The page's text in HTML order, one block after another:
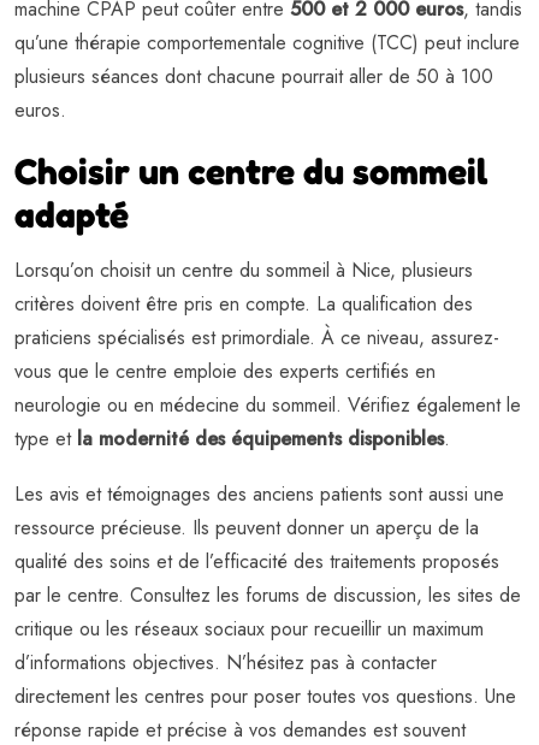
machine CPAP peut coûter entre 500 et 2 000 euros, tandis
qu’une thérapie comportementale cognitive (TCC) peut inclure
plusieurs séances dont chacune pourrait aller de 50 à 100
euros.
Choisir un centre du sommeil
adapté
Lorsqu’on choisit un centre du sommeil à Nice, plusieurs
critères doivent être pris en compte. La qualification des
praticiens spécialisés est primordiale. À ce niveau, assurez-
vous que le centre emploie des experts certifiés en
neurologie ou en médecine du sommeil. Vérifiez également le
type et la modernité des équipements disponibles.
Les avis et témoignages des anciens patients sont aussi une
ressource précieuse. Ils peuvent donner un aperçu de la
qualité des soins et de l’efficacité des traitements proposés
par le centre. Consultez les forums de discussion, les sites de
critique ou les réseaux sociaux pour recueillir un maximum
d’informations objectives. N’hésitez pas à contacter
directement les centres pour poser toutes vos questions. Une
réponse rapide et précise à vos demandes est souvent